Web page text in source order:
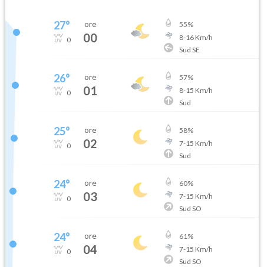
27°
0
ore
00
55%
8-16Km/h
Sud SE
26°
0
ore
01
57%
8-15 Km/h
Sud
25°
0
ore
02
58%
7-15 Km/h
Sud
24°
0
ore
03
60%
7-15 Km/h
Sud SO
24°
0
ore
04
61%
7-15 Km/h
Sud SO